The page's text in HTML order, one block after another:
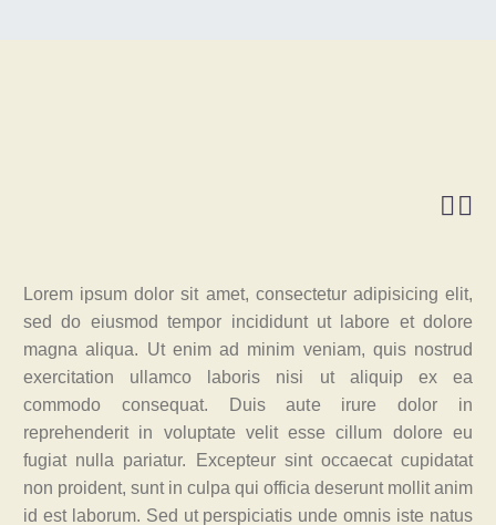

Lorem ipsum dolor sit amet, consectetur adipisicing elit,
sed do eiusmod tempor incididunt ut labore et dolore
magna aliqua. Ut enim ad minim veniam, quis nostrud
exercitation ullamco laboris nisi ut aliquip ex ea
commodo consequat. Duis aute irure dolor in
reprehenderit in voluptate velit esse cillum dolore eu
fugiat nulla pariatur. Excepteur sint occaecat cupidatat
non proident, sunt in culpa qui officia deserunt mollit anim
id est laborum. Sed ut perspiciatis unde omnis iste natus